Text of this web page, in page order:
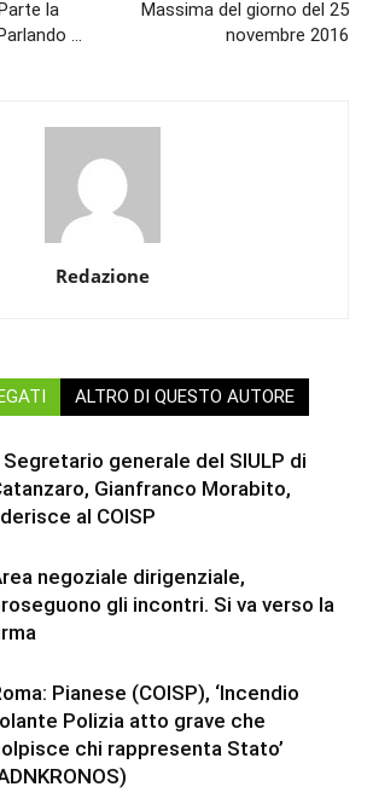
la
…
Massima del giorno del 25
novembre 2016
Redazione
ALTRO DI QUESTO AUTORE
Segretario generale del SIULP di
Gianfranco Morabito,
al COISP
negoziale dirigenziale,
gli incontri. Si va verso la
Pianese (COISP), ‘Incendio
Polizia atto grave che
chi rappresenta Stato’